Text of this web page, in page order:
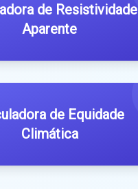
de Resistividade
Aparente
de Equidade
Climática